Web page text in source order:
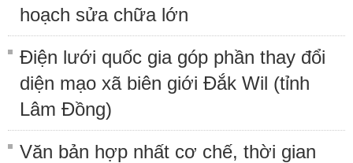
hoạch sửa chữa lớn
Điện lưới quốc gia góp phần thay đổi
diện mạo xã biên giới Đắk Wil (tỉnh
Lâm Đồng)
Văn bản hợp nhất cơ chế, thời gian